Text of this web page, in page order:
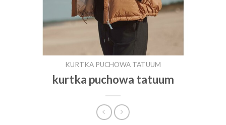
KURTKA PUCHOWA TATUUM
kurtka puchowa tatuum